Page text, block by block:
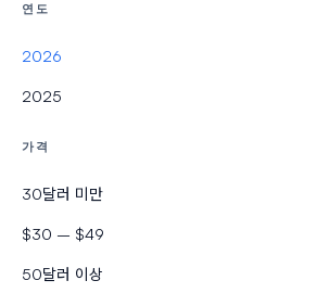
연도
2026
2025
가격
30달러 미만
$30 – $49
50달러 이상